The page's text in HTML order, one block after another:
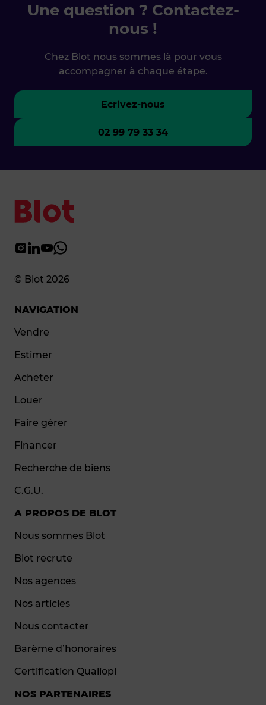
Une question ? Contactez-
nous !
Chez Blot nous sommes là pour vous
accompagner à chaque étape.
Ecrivez-nous
02 99 79 33 34
© Blot 2026
NAVIGATION
Vendre
Estimer
Acheter
Louer
Faire gérer
Financer
Recherche de biens
C.G.U.
A PROPOS DE BLOT
Nous sommes Blot
Blot recrute
Nos agences
Nos articles
Nous contacter
Barème d’honoraires
Certification Qualiopi
NOS PARTENAIRES